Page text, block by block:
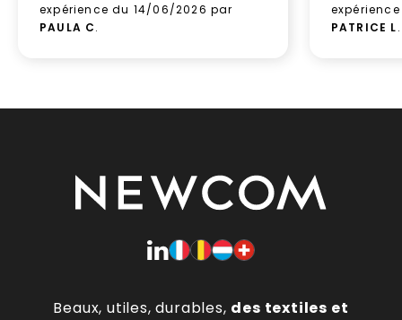
expérience du 14/06/2026 par
PAULA C.
PATRICE L.
Beaux, utiles, durables, des textiles et